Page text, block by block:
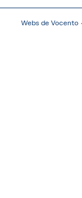
Webs de Vocento